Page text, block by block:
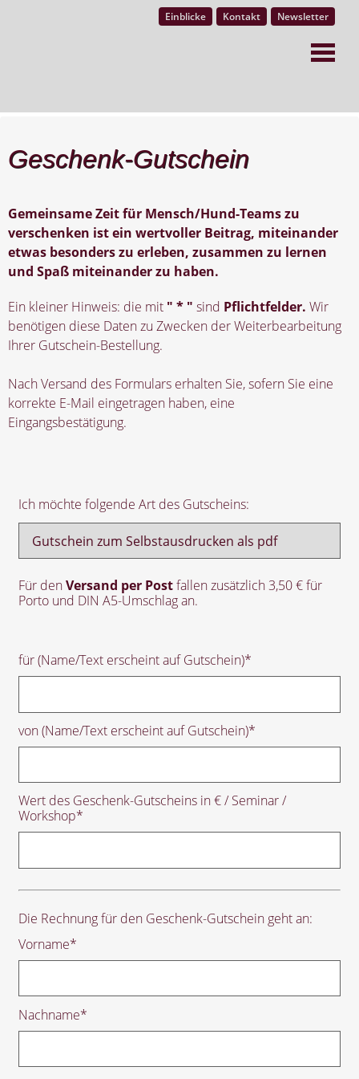
Einblicke Kontakt Newsletter
Geschenk-Gutschein
Gemeinsame Zeit für Mensch/Hund-Teams zu
verschenken ist ein wertvoller Beitrag, miteinander
etwas besonders zu erleben, zusammen zu lernen
und Spaß miteinander zu haben.
Ein kleiner Hinweis: die mit " * " sind Pflichtfelder. Wir
benötigen diese Daten zu Zwecken der Weiterbearbeitung
Ihrer Gutschein-Bestellung.
Nach Versand des Formulars erhalten Sie, sofern Sie eine
korrekte E-Mail eingetragen haben, eine
Eingangsbestätigung.
Ich möchte folgende Art des Gutscheins:
Für denVersand per Postfallen zusätzlich 3,50 € für
Porto und DIN A5-Umschlag an.
für (Name/Text erscheint auf Gutschein)*
von (Name/Text erscheint auf Gutschein)*
Wert des Geschenk-Gutscheins in € / Seminar /
Workshop*
Die Rechnung für den Geschenk-Gutschein geht an:
Vorname*
Nachname*